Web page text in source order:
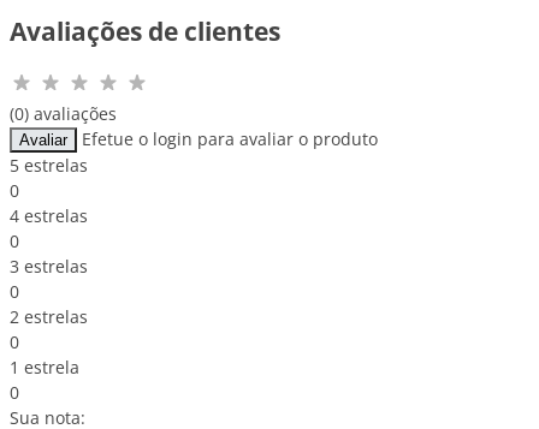
Avaliações de clientes
(0) avaliações
Avaliar
Efetue o login para avaliar o produto
5 estrelas
0
4 estrelas
0
3 estrelas
0
2 estrelas
0
1 estrela
0
Sua nota: